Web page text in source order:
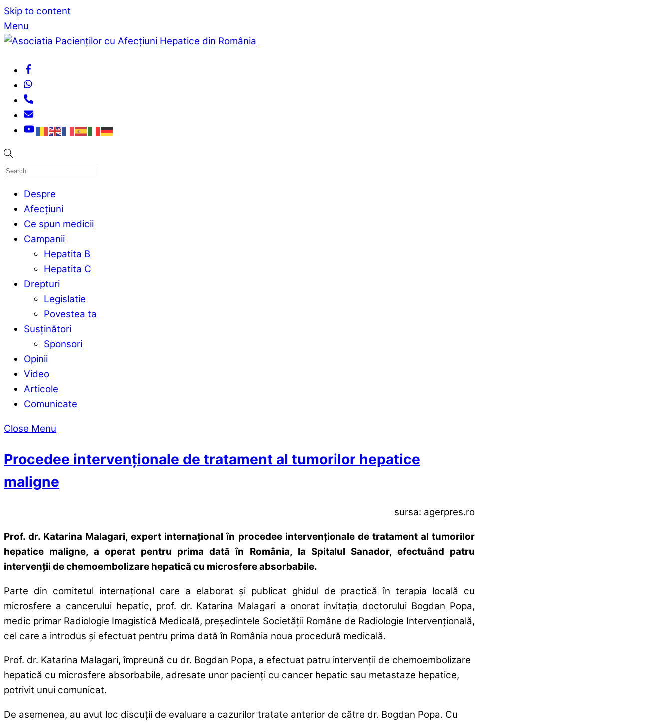
Skip to content
Menu
Despre
Afecțiuni
Ce spun medicii
Campanii
Hepatita B
Hepatita C
Drepturi
Legislatie
Povestea ta
Susținători
Sponsori
Opinii
Video
Articole
Comunicate
Close Menu
Procedee intervenţionale de tratament al tumorilor hepatice
maligne
sursa: agerpres.ro
Prof. dr. Katarina Malagari, expert internaţional în procedee intervenţionale de tratament al tumorilor
hepatice maligne, a operat pentru prima dată în România, la Spitalul Sanador, efectuând patru
intervenţii de chemoembolizare hepatică cu microsfere absorbabile.
Parte din comitetul internaţional care a elaborat şi publicat ghidul de practică în terapia locală cu
microsfere a cancerului hepatic, prof. dr. Katarina Malagari a onorat invitaţia doctorului Bogdan Popa,
medic primar Radiologie Imagistică Medicală, preşedintele Societăţii Române de Radiologie Intervenţională,
cel care a introdus şi efectuat pentru prima dată în România noua procedură medicală.
Prof. dr. Katarina Malagari, împreună cu dr. Bogdan Popa, a efectuat patru intervenţii de chemoembolizare
hepatică cu microsfere absorbabile, adresate unor pacienţi cu cancer hepatic sau metastaze hepatice,
potrivit unui comunicat.
De asemenea, au avut loc discuţii de evaluare a cazurilor tratate anterior de către dr. Bogdan Popa. Cu